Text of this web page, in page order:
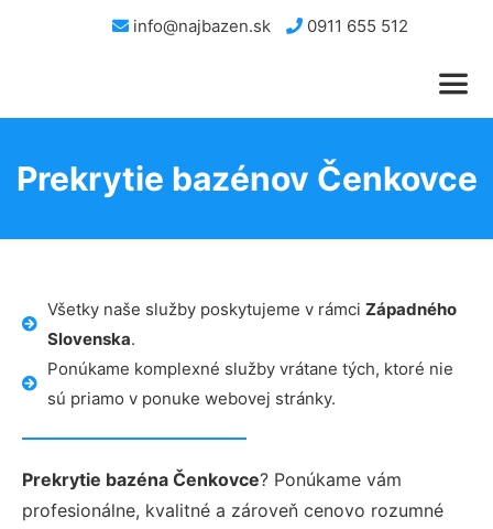
info@najbazen.sk 0911 655 512
Prekrytie bazénov Čenkovce
Všetky naše služby poskytujeme v rámci Západného
Slovenska.
Ponúkame komplexné služby vrátane tých, ktoré nie
sú priamo v ponuke webovej stránky.
Prekrytie bazéna Čenkovce? Ponúkame vám
profesionálne, kvalitné a zároveň cenovo rozumné